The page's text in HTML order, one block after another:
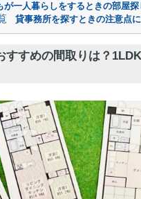
一人暮らしをするときの部屋探
貸事務所を探すときの注意点
すすめの間取りは？